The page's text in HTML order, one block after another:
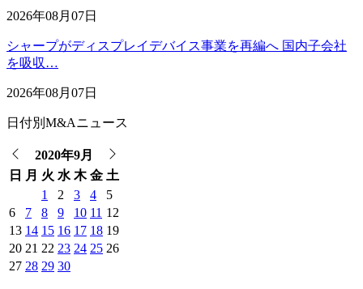
2026年08月07日
シャープがディスプレイデバイス事業を再編へ 国内子会社
を吸収…
2026年08月07日
日付別M&Aニュース
2020年9月
日
月 火 水 木 金 土
1
2 3 4
5
6
7 8 9 10 11 12
13 14 15 16 17 18 19
20 21 22 23 24 25 26
27 28 29 30